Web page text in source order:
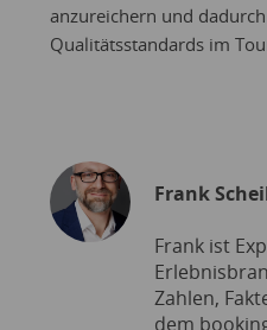
anzureichern und
Qualitätsstandards im
Frank
Frank ist
Zahlen,
dem